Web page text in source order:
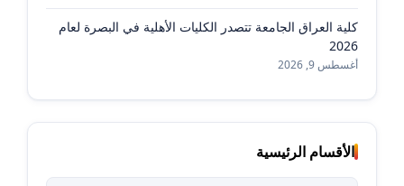
كلية العراق الجامعة تتصدر الكليات الأهلية في البصرة لعام
2026
أغسطس 9, 2026
الأقسام الرئيسية